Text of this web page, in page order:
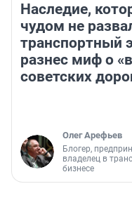
Наследие,
чудом не
транспортный
разнес миф о
советских
Олег Арефьев
Блогер,
владелец в
бизнесе